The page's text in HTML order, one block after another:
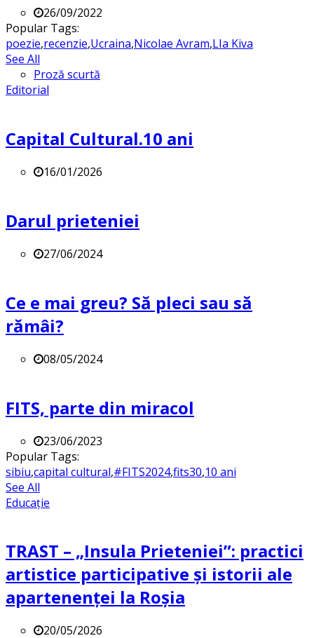
26/09/2022
Popular Tags:
poezie,recenzie,Ucraina,Nicolae Avram,LIa Kiva
See All
Proză scurtă
Editorial
Capital Cultural.10 ani
16/01/2026
Darul prieteniei
27/06/2024
Ce e mai greu? Să pleci sau să
rămâi?
08/05/2024
FITS, parte din miracol
23/06/2023
Popular Tags:
sibiu,capital cultural,#FITS2024,fits30,10 ani
See All
Educație
TRAST – „Insula Prieteniei”: practici
artistice participative și istorii ale
apartenenței la Roșia
20/05/2026